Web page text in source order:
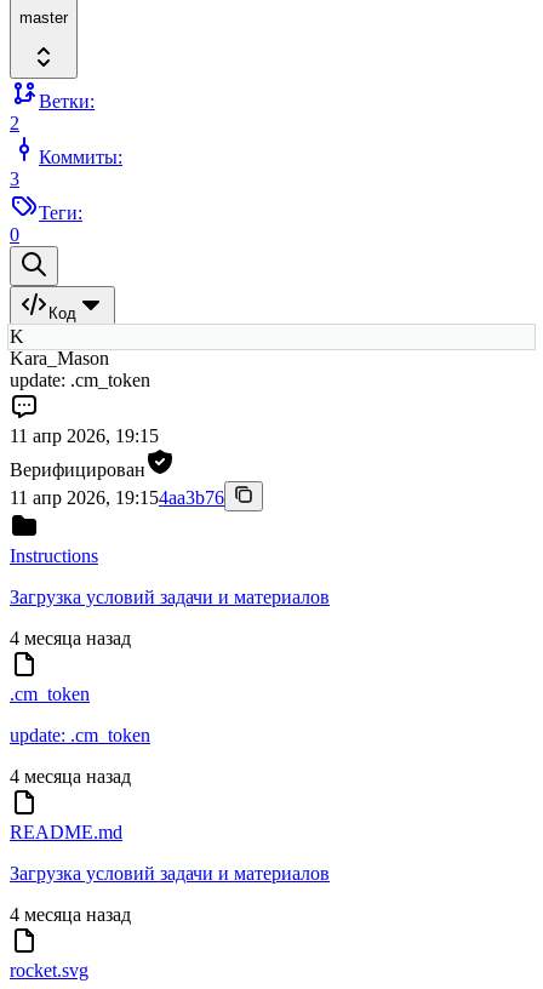
master
Ветки:
2
Коммиты:
3
Теги:
0
Код
K
Kara_Mason
update: .cm_token
11 апр 2026, 19:15
Верифицирован
11 апр 2026, 19:154aa3b76
Instructions
Загрузка условий задачи и материалов
4 месяца назад
.cm_token
update: .cm_token
4 месяца назад
README.md
Загрузка условий задачи и материалов
4 месяца назад
rocket.svg